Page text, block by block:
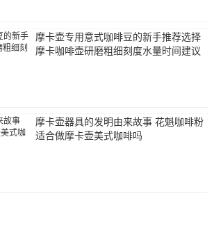
摩卡壶专用意式咖啡豆的新手推荐选择
摩卡咖啡壶研磨粗细刻度水量时间建议
摩卡壶器具的发明由来故事 花魁咖啡粉
适合做摩卡壶美式咖啡吗